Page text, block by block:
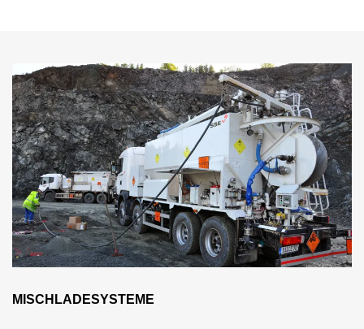
MISCHLADESYSTEME
Mischladesysteme